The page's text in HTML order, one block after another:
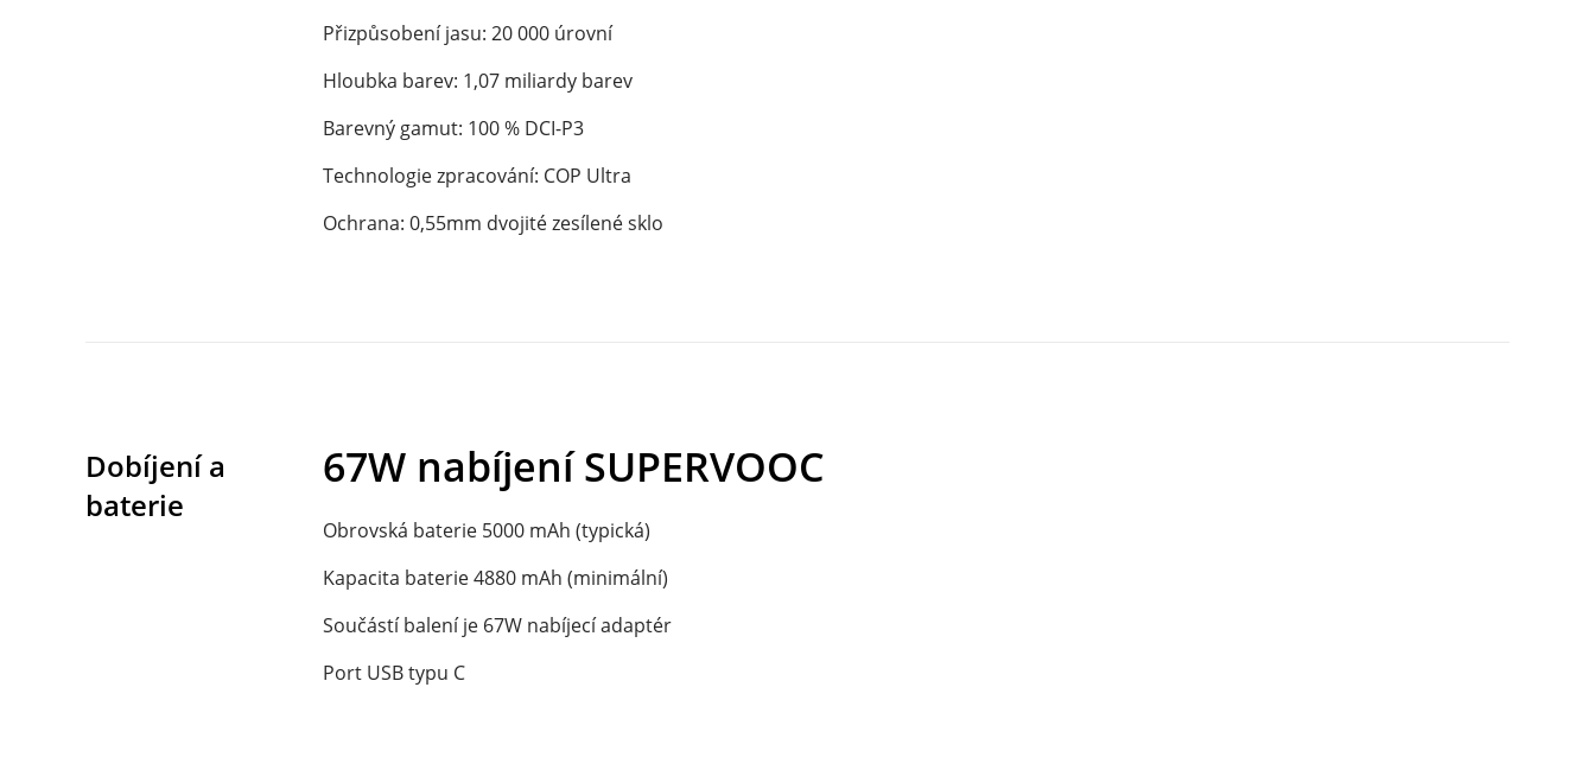
Přizpůsobení jasu: 20 000 úrovní
Hloubka barev: 1,07 miliardy barev
Barevný gamut: 100 % DCI-P3
Technologie zpracování: COP Ultra
Ochrana: 0,55mm dvojité zesílené sklo
Dobíjení a
baterie
67W nabíjení SUPERVOOC
Obrovská baterie 5000 mAh (typická)
Kapacita baterie 4880 mAh (minimální)
Součástí balení je 67W nabíjecí adaptér
Port USB typu C